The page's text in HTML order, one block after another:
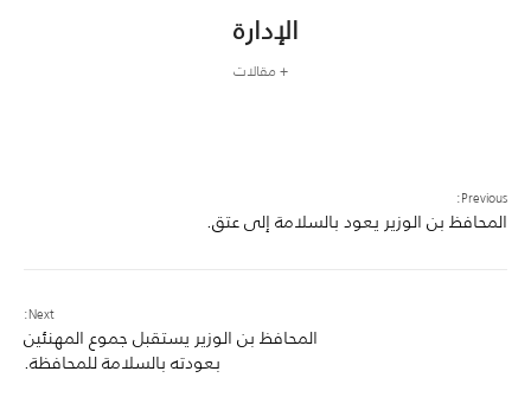
الإدارة
+ مقالات
Previous:
المحافظ بن الوزير يعود بالسلامة إلى عتق.
Next:
المحافظ بن الوزير يستقبل جموع المهنئين
بعودته بالسلامة للمحافظة.